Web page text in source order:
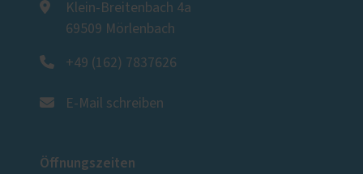
Klein-Breitenbach 4a
69509 Mörlenbach
+49 (162) 7837626
E-Mail schreiben
Öffnungszeiten